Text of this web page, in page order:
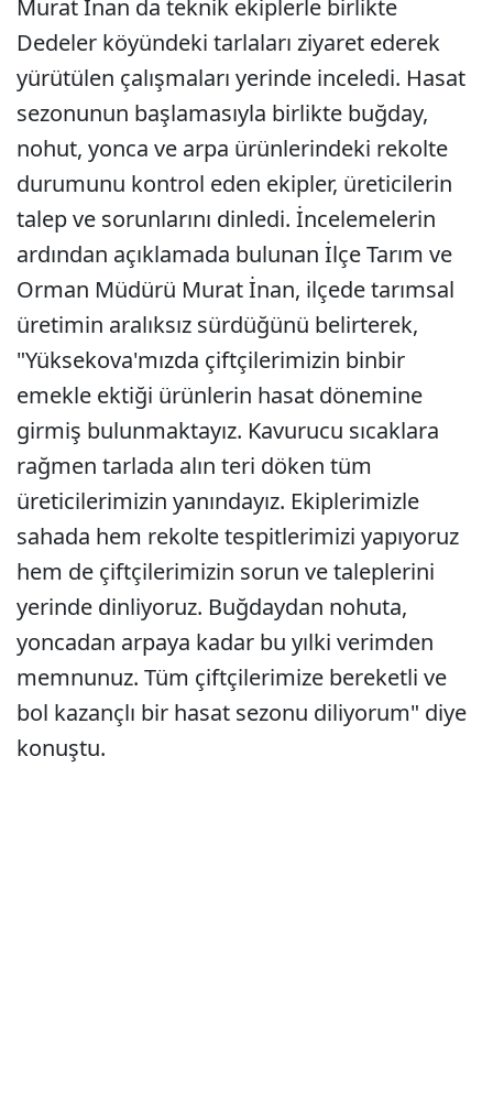
Murat İnan da teknik ekiplerle birlikte
Dedeler köyündeki tarlaları ziyaret ederek
yürütülen çalışmaları yerinde inceledi. Hasat
sezonunun başlamasıyla birlikte buğday,
nohut, yonca ve arpa ürünlerindeki rekolte
durumunu kontrol eden ekipler, üreticilerin
talep ve sorunlarını dinledi. İncelemelerin
ardından açıklamada bulunan İlçe Tarım ve
Orman Müdürü Murat İnan, ilçede tarımsal
üretimin aralıksız sürdüğünü belirterek,
"Yüksekova'mızda çiftçilerimizin binbir
emekle ektiği ürünlerin hasat dönemine
girmiş bulunmaktayız. Kavurucu sıcaklara
rağmen tarlada alın teri döken tüm
üreticilerimizin yanındayız. Ekiplerimizle
sahada hem rekolte tespitlerimizi yapıyoruz
hem de çiftçilerimizin sorun ve taleplerini
yerinde dinliyoruz. Buğdaydan nohuta,
yoncadan arpaya kadar bu yılki verimden
memnunuz. Tüm çiftçilerimize bereketli ve
bol kazançlı bir hasat sezonu diliyorum" diye
konuştu.